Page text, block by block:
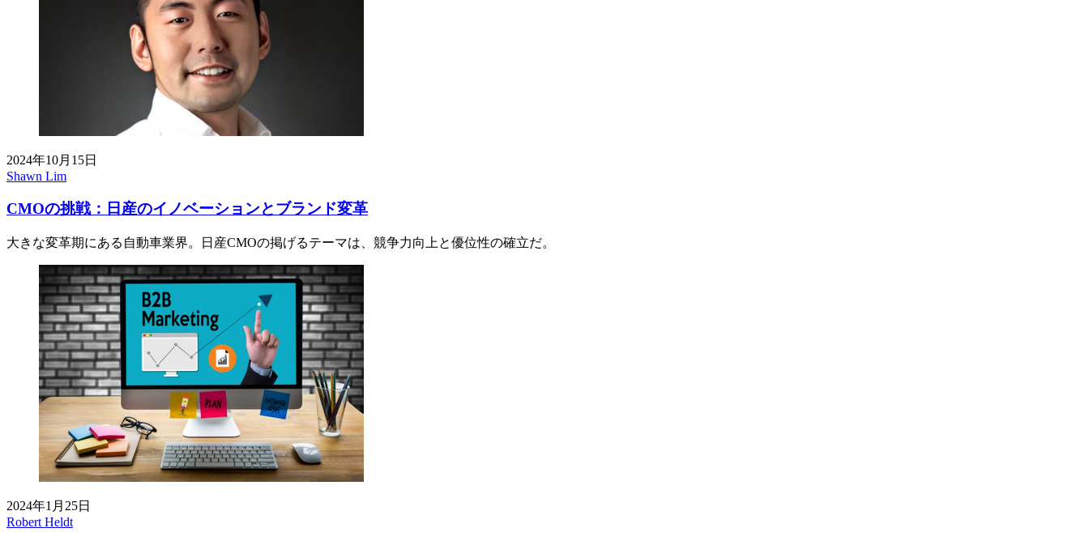
2024年10月15日
Shawn Lim
CMOの挑戦：日産のイノベーションとブランド変革
大きな変革期にある自動車業界。日産CMOの掲げるテーマは、競争力向上と優位性の確立だ。
2024年1月25日
Robert Heldt